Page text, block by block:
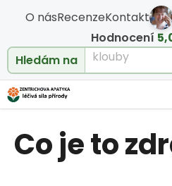
O násRecenzeKontakt
Hodnocení
Hledám na
cholesterol
Co je to
Košík
C
o
p